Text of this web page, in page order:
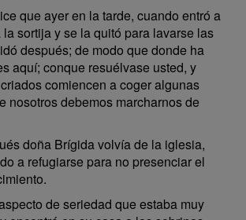
que ayer en la tarde, cuando entró a
sortija y se la quitó para lavarse las
después; de modo que donde ha
aquí; conque resuélvase usted, y
comiencen a coger algunas
nosotros debemos marcharnos de
doña Brígida volvía de la iglesia,
a refugiarse para no presenciar el
de seriedad que estaba muy